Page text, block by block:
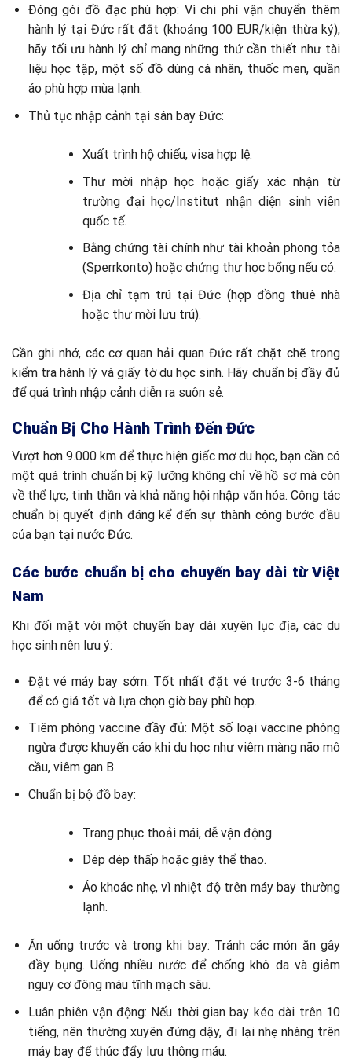
Đóng gói đồ đạc phù hợp: Vì chi phí vận chuyển thêm
hành lý tại Đức rất đắt (khoảng 100 EUR/kiện thừa ký),
hãy tối ưu hành lý chỉ mang những thứ cần thiết như tài
liệu học tập, một số đồ dùng cá nhân, thuốc men, quần
áo phù hợp mùa lạnh.
Thủ tục nhập cảnh tại sân bay Đức:
Xuất trình hộ chiếu, visa hợp lệ.
Thư mời nhập học hoặc giấy xác nhận từ
trường đại học/Institut nhận diện sinh viên
quốc tế.
Bằng chứng tài chính như tài khoản phong tỏa
(Sperrkonto) hoặc chứng thư học bổng nếu có.
Địa chỉ tạm trú tại Đức (hợp đồng thuê nhà
hoặc thư mời lưu trú).
Cần ghi nhớ, các cơ quan hải quan Đức rất chặt chẽ trong
kiểm tra hành lý và giấy tờ du học sinh. Hãy chuẩn bị đầy đủ
để quá trình nhập cảnh diễn ra suôn sẻ.
Chuẩn Bị Cho Hành Trình Đến Đức
Vượt hơn 9.000 km để thực hiện giấc mơ du học, bạn cần có
một quá trình chuẩn bị kỹ lưỡng không chỉ về hồ sơ mà còn
về thể lực, tinh thần và khả năng hội nhập văn hóa. Công tác
chuẩn bị quyết định đáng kể đến sự thành công bước đầu
của bạn tại nước Đức.
Các bước chuẩn bị cho chuyến bay dài từ Việt
Nam
Khi đối mặt với một chuyến bay dài xuyên lục địa, các du
học sinh nên lưu ý:
Đặt vé máy bay sớm: Tốt nhất đặt vé trước 3-6 tháng
để có giá tốt và lựa chọn giờ bay phù hợp.
Tiêm phòng vaccine đầy đủ: Một số loại vaccine phòng
ngừa được khuyến cáo khi du học như viêm màng não mô
cầu, viêm gan B.
Chuẩn bị bộ đồ bay:
Trang phục thoải mái, dễ vận động.
Dép dép thấp hoặc giày thể thao.
Áo khoác nhẹ, vì nhiệt độ trên máy bay thường
lạnh.
Ăn uống trước và trong khi bay: Tránh các món ăn gây
đầy bụng. Uống nhiều nước để chống khô da và giảm
nguy cơ đông máu tĩnh mạch sâu.
Luân phiên vận động: Nếu thời gian bay kéo dài trên 10
tiếng, nên thường xuyên đứng dậy, đi lại nhẹ nhàng trên
máy bay để thúc đẩy lưu thông máu.